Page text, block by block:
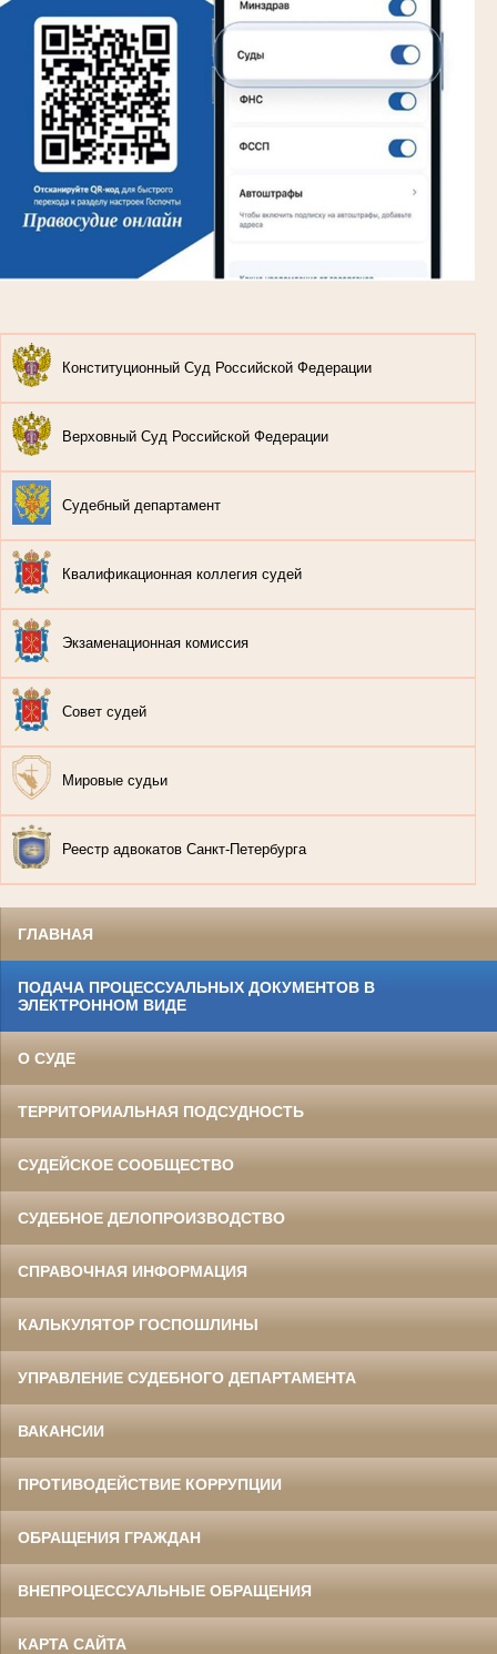
Конституционный Суд Российской Федерации
Верховный Суд Российской Федерации
Судебный департамент
Квалификационная коллегия судей
Экзаменационная комиссия
Совет судей
Мировые судьи
Реестр адвокатов Санкт-Петербурга
ГЛАВНАЯ
ПОДАЧА ПРОЦЕССУАЛЬНЫХ ДОКУМЕНТОВ В
ЭЛЕКТРОННОМ ВИДЕ
О СУДЕ
ТЕРРИТОРИАЛЬНАЯ ПОДСУДНОСТЬ
СУДЕЙСКОЕ СООБЩЕСТВО
СУДЕБНОЕ ДЕЛОПРОИЗВОДСТВО
СПРАВОЧНАЯ ИНФОРМАЦИЯ
КАЛЬКУЛЯТОР ГОСПОШЛИНЫ
УПРАВЛЕНИЕ СУДЕБНОГО ДЕПАРТАМЕНТА
ВАКАНСИИ
ПРОТИВОДЕЙСТВИЕ КОРРУПЦИИ
ОБРАЩЕНИЯ ГРАЖДАН
ВНЕПРОЦЕССУАЛЬНЫЕ ОБРАЩЕНИЯ
КАРТА САЙТА